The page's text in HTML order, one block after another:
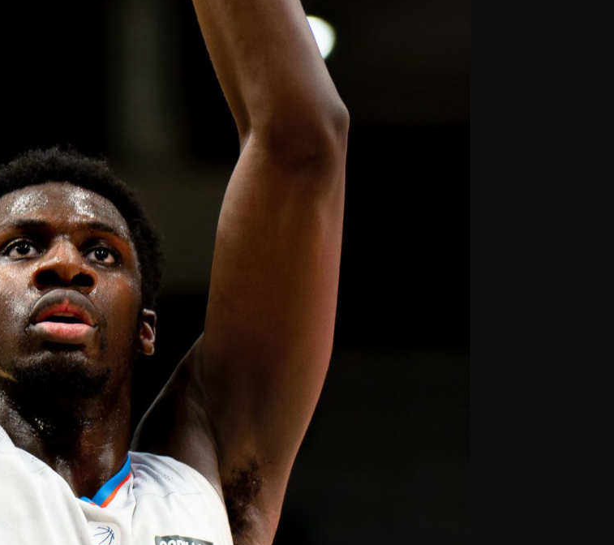
ON RECRUTE
Arena Tour
Événements et séminaires
Entertainment
FAQ
Partenaires
Nos partenaires
Devenir partenaire
Business Club